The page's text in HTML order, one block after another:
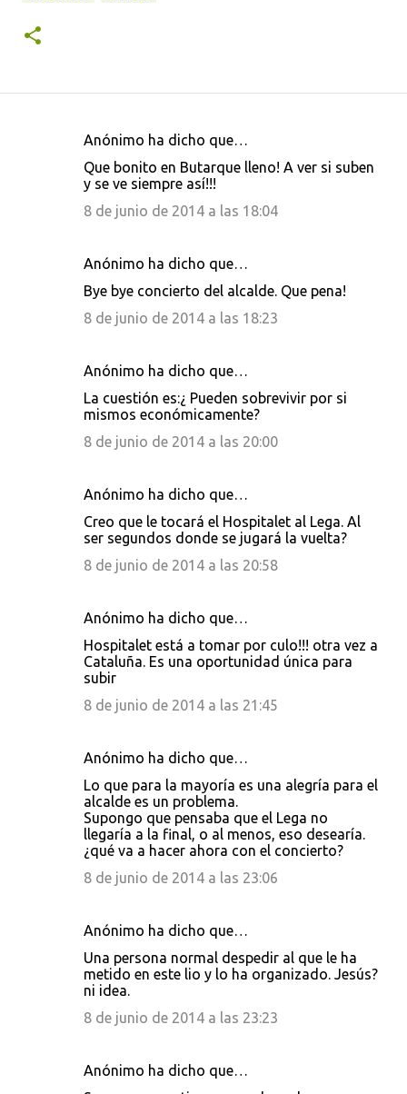
Anónimo ha dicho que…
Que bonito en Butarque lleno! A ver si suben
y se ve siempre así!!!
8 de junio de 2014 a las 18:04
Anónimo ha dicho que…
Bye bye concierto del alcalde. Que pena!
8 de junio de 2014 a las 18:23
Anónimo ha dicho que…
La cuestión es:¿ Pueden sobrevivir por si
mismos económicamente?
8 de junio de 2014 a las 20:00
Anónimo ha dicho que…
Creo que le tocará el Hospitalet al Lega. Al
ser segundos donde se jugará la vuelta?
8 de junio de 2014 a las 20:58
Anónimo ha dicho que…
Hospitalet está a tomar por culo!!! otra vez a
Cataluña. Es una oportunidad única para
subir
8 de junio de 2014 a las 21:45
Anónimo ha dicho que…
Lo que para la mayoría es una alegría para el
alcalde es un problema.
Supongo que pensaba que el Lega no
llegaría a la final, o al menos, eso desearía.
¿qué va a hacer ahora con el concierto?
8 de junio de 2014 a las 23:06
Anónimo ha dicho que…
Una persona normal despedir al que le ha
metido en este lio y lo ha organizado. Jesús?
ni idea.
8 de junio de 2014 a las 23:23
Anónimo ha dicho que…